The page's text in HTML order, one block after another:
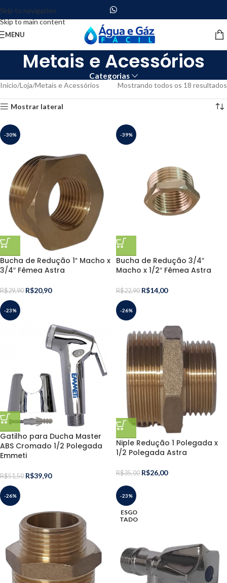
Skip to navigation
Skip to main content
MENU
Metais e Acessórios
Categorias
Início Loja Metais e Acessórios Mostrando todos os 18 resultados
Mostrar lateral
-30%
Bucha de Redução 1″ Macho x
3/4″ Fêmea Astra
R$29,90 R$20,90
-39%
Bucha de Redução 3/4″
Macho x 1/2″ Fêmea Astra
R$22,90 R$14,00
-23%
Gatilho para Ducha Master
ABS Cromado 1/2 Polegada
Emmeti
R$51,50 R$39,90
-26%
Niple Redução 1 Polegada x
1/2 Polegada Astra
R$35,00 R$26,00
-26% -23%
ESGO
TADO